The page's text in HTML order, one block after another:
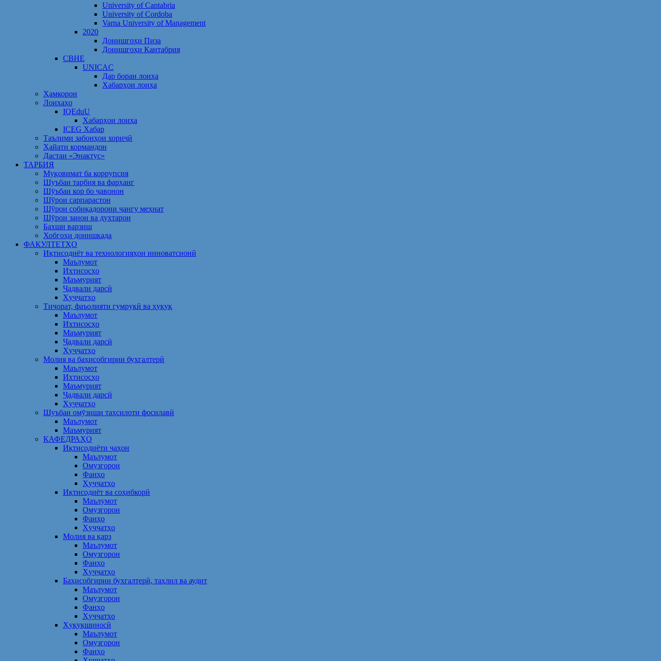
University of Cantabria
University of Cordoba
Varna University of Management
2020
Донишгоҳи Пиза
Донишгоҳи Кантабрия
CBHE
UNICAC
Дар бораи лоиҳа
Хабарҳои лоиҳа
Ҳамкорон
Лоихаҳо
IQEduU
Хабарҳои лоиҳа
ICEG Хабар
Таълими забонҳои хориҷӣ
Ҳайати кормандон
Дастаи «Энактус»
ТАРБИЯ
Муқовимат ба коррупсия
Шуъбаи тарбия ва фарҳанг
Шӯъбаи кор бо ҷавонон
Шўрои сарпарастон
Шўрои собиқадорони ҷангу меҳнат
Шӯрои занон ва духтарон
Бахши варзиш
Хобгоҳи донишкада
ФАКУЛТЕТҲО
Иқтисодиёт ва технологияҳои инноватсионӣ
Маълумот
Ихтисосҳо
Маъмурият
Ҷадвали дарсӣ
Ҳуҷҷатҳо
Тиҷорат, фаъолияти гумрукӣ ва ҳуқуқ
Маълумот
Ихтисосҳо
Маъмурият
Ҷадвали дарсӣ
Ҳуҷҷатҳо
Молия ва баҳисобгирии бухгалтерӣ
Маълумот
Ихтисосҳо
Маъмурият
Ҷадвали дарсӣ
Ҳуҷҷатҳо
Шуъбаи омӯзиши таҳсилоти фосилавӣ
Маълумот
Маъмурият
КАФЕДРАҲО
Иқтисодиёти ҷаҳон
Маълумот
Омузгорон
Фанҳо
Ҳуҷҷатҳо
Иқтисодиёт ва соҳибкорӣ
Маълумот
Омузгорон
Фанҳо
Ҳуҷҷатҳо
Молия ва қарз
Маълумот
Омузгорон
Фанҳо
Ҳуҷҷатҳо
Баҳисобгирии бухгалтерӣ, таҳлил ва аудит
Маълумот
Омузгорон
Фанҳо
Ҳуҷҷатҳо
Ҳуқуқшиносӣ
Маълумот
Омузгорон
Фанҳо